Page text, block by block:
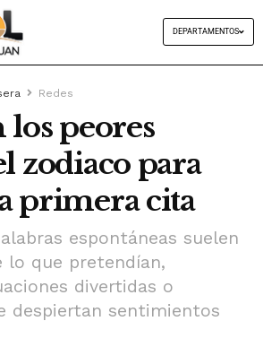
DEPARTAMENTOS
Redes
los peores
zodiaco para
primera cita
espontáneas suelen
lo que pretendían,
divertidas o
despiertan sentimientos